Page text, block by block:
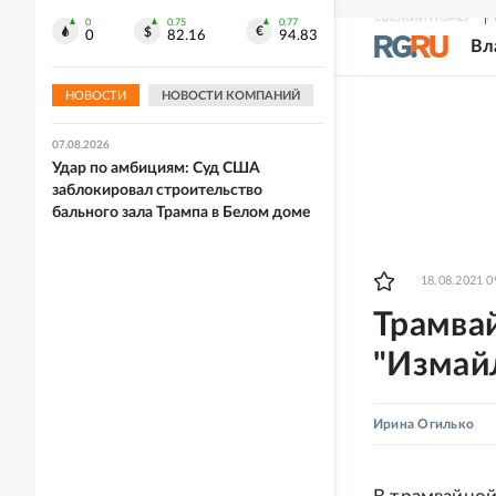
СВЕЖИЙ НОМЕР
18.08.2021
Ирина Огилько
0
0
0.75
82.16
0.77
94.83
НОВОСТИ НОВОСТИ КОМПАНИЙ
07.08.2026
протокол
07.08.2026
Удар по амбициям: Суд США
заблокировал строительство
бального зала Трампа в Белом доме